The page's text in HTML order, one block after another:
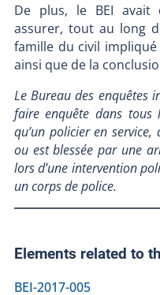
De plus, le BEI avait
assurer, tout au long
famille du civil
ainsi que de la
Le Bureau des enquêtes
faire enquête dans tous
qu’un policier en
ou est blessée par une
lors d’une intervention
un corps de police.
Elements related to
BEI-2017-005